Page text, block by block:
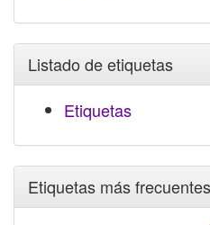
Listado de etiquetas
Etiquetas
Etiquetas más frecuentes